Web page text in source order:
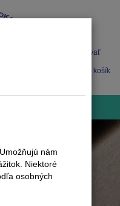
Registrovať
Nákupný košík
nám
Niektoré
osobných